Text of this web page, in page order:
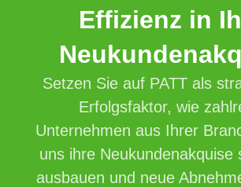
Effizienz in
Setzen Sie auf PATT als
Erfolgsfaktor, wie
Unternehmen aus Ihrer
uns ihre Neukundenakquise
ausbauen und neue